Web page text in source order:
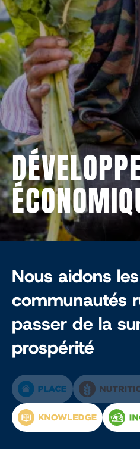
Nous aidons les
communautés
passer de la
prospérité